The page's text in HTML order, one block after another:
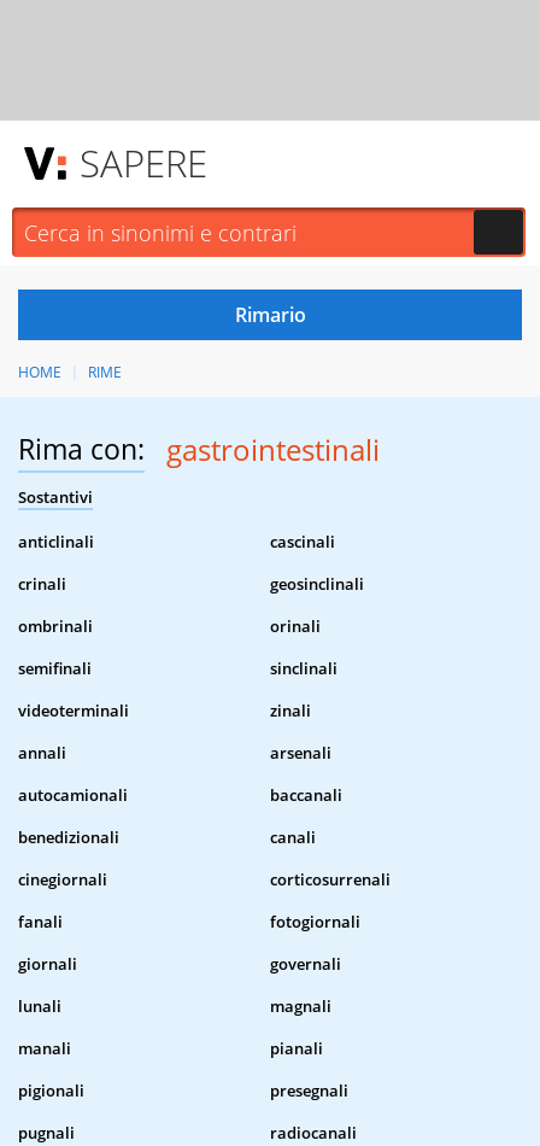
SAPERE
HOME RIME
Rima con: gastrointestinali
Sostantivi
anticlinali
cascinali
crinali
geosinclinali
ombrinali
orinali
semifinali
sinclinali
videoterminali
zinali
annali
arsenali
autocamionali
baccanali
benedizionali
canali
cinegiornali
corticosurrenali
fanali
fotogiornali
giornali
governali
lunali
magnali
manali
pianali
pigionali
presegnali
pugnali
radiocanali